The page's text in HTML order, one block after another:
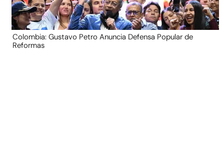
Colombia: Gustavo Petro Anuncia Defensa Popular de
Reformas